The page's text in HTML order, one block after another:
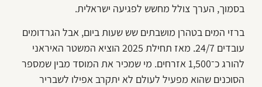
בסמוך, הערך צולל מחשש לפגיעה ישראלית.
ברזי המים בטהרן מושבתים שש שעות ביום, אבל הגרדומים
עובדים 24/7. מאז תחילת 2025 הוציא המשטר האיראני
להורג כ־1,500 אזרחים. מי שמכיר את המוסד מבין שמספר
הסוכנים שהוא מפעיל לעולם לא יתקרב אפילו לשבריר